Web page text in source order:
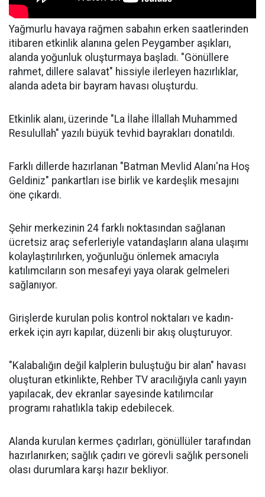
Yağmurlu havaya rağmen sabahın erken saatlerinden
itibaren etkinlik alanına gelen Peygamber aşıkları,
alanda yoğunluk oluşturmaya başladı. "Gönüllere
rahmet, dillere salavat" hissiyle ilerleyen hazırlıklar,
alanda adeta bir bayram havası oluşturdu.
Etkinlik alanı, üzerinde "La İlahe İllallah Muhammed
Resulullah" yazılı büyük tevhid bayrakları donatıldı.
Farklı dillerde hazırlanan "Batman Mevlid Alanı'na Hoş
Geldiniz" pankartları ise birlik ve kardeşlik mesajını
öne çıkardı.
Şehir merkezinin 24 farklı noktasından sağlanan
ücretsiz araç seferleriyle vatandaşların alana ulaşımı
kolaylaştırılırken, yoğunluğu önlemek amacıyla
katılımcıların son mesafeyi yaya olarak gelmeleri
sağlanıyor.
Girişlerde kurulan polis kontrol noktaları ve kadın-
erkek için ayrı kapılar, düzenli bir akış oluşturuyor.
"Kalabalığın değil kalplerin buluştuğu bir alan" havası
oluşturan etkinlikte, Rehber TV aracılığıyla canlı yayın
yapılacak, dev ekranlar sayesinde katılımcılar
programı rahatlıkla takip edebilecek.
Alanda kurulan kermes çadırları, gönüllüler tarafından
hazırlanırken; sağlık çadırı ve görevli sağlık personeli
olası durumlara karşı hazır bekliyor.